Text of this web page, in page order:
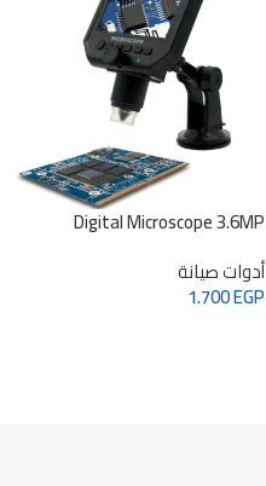
Digital Microscope 3.6MP
أدوات صيانة
1.700EGP